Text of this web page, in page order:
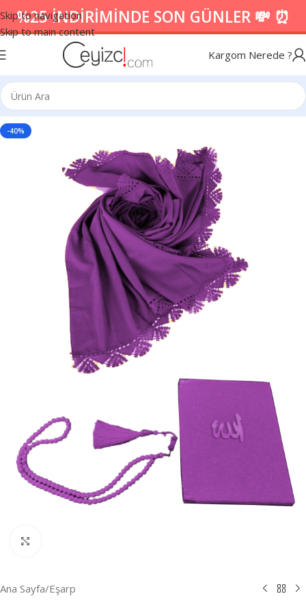
Skip to navigation
Skip to main content
%25 İNDİRİMİNDE SON GÜNLER 💸 ⏰
Kargom Nerede ?
-40%
Ana Sayfa/Eşarp